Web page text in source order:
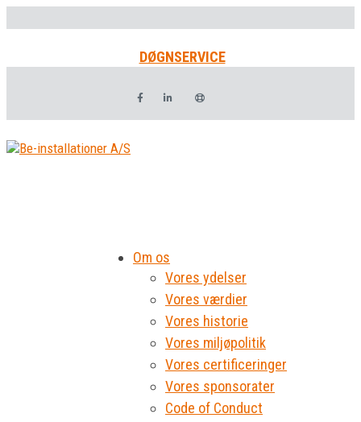
DØGNSERVICE
Om os
Vores ydelser
Vores værdier
Vores historie
Vores miljøpolitik
Vores certificeringer
Vores sponsorater
Code of Conduct